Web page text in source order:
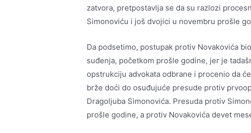
zatvora, pretpostavlja se da su razlozi
Simonoviću i još dvojici u novembru prošle
Da podsetimo, postupak protiv Novakovića
suđenja, početkom prošle godine, jer je
opstrukciju advokata odbrane i procenio da
brže doći do osuđujuće presude protiv
Dragoljuba Simonovića. Presuda protiv
prošle godine, a protiv Novakovića devet